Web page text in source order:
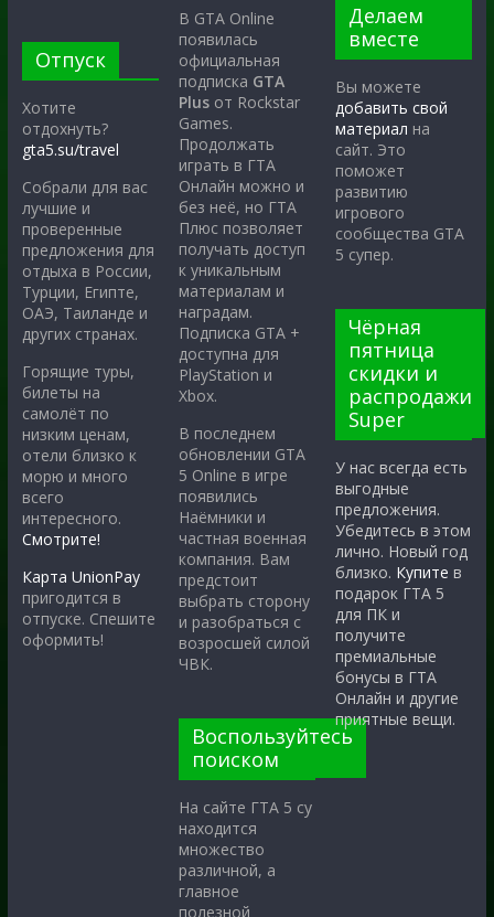
Отпуск
Хотите
отдохнуть?
gta5.su/travel
Собрали для вас
лучшие и
проверенные
предложения для
отдыха в России,
Турции, Египте,
ОАЭ, Таиланде и
других странах.
Горящие туры,
билеты на
самолёт по
низким ценам,
отели близко к
морю и много
всего
интересного.
Смотрите!
Карта UnionPay
пригодится в
отпуске. Спешите
оформить!
В GTA Online
появилась
официальная
подписка GTA
Plus от Rockstar
Games.
Продолжать
играть в ГТА
Онлайн можно и
без неё, но ГТА
Плюс позволяет
получать доступ
к уникальным
материалам и
наградам.
Подписка GTA +
доступна для
PlayStation и
Xbox.
В последнем
обновлении GTA
5 Online в игре
появились
Наёмники и
частная военная
компания. Вам
предстоит
выбрать сторону
и разобраться с
возросшей силой
ЧВК.
Воспользуйтесь
поиском
На сайте ГТА 5 су
находится
множество
различной, а
главное
полезной
Делаем
вместе
Вы можете
добавить свой
материал на
сайт. Это
поможет
развитию
игрового
сообщества GTA
5 супер.
Чёрная
пятница
скидки и
распродажи
Super
У нас всегда есть
выгодные
предложения.
Убедитесь в этом
лично. Новый год
близко. Купите в
подарок ГТА 5
для ПК и
получите
премиальные
бонусы в ГТА
Онлайн и другие
приятные вещи.